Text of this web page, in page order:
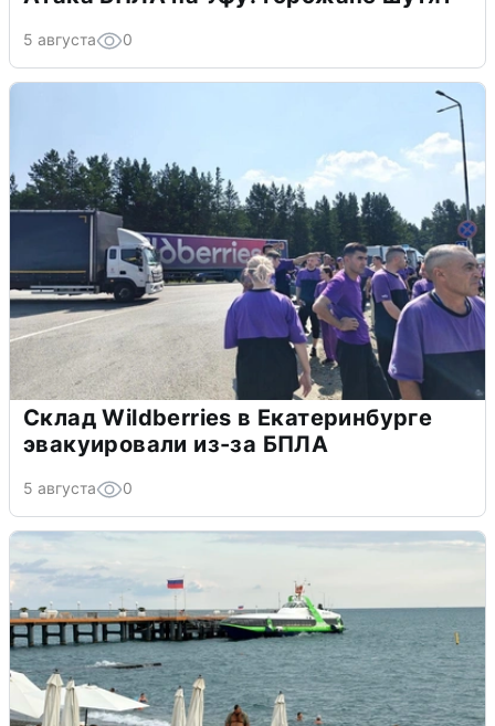
5 августа 0
Склад Wildberries в Екатеринбурге
эвакуировали из-за БПЛА
5 августа 0